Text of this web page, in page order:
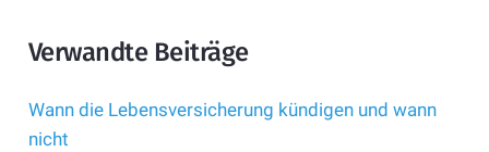
Verwandte Beiträge
Wann die Lebensversicherung kündigen und wann
nicht